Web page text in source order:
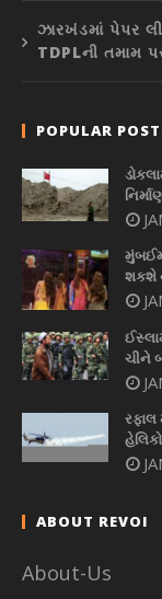
ઝારખંડમાં પેપર
TDPLની તમામ
POPULAR
શકશે
ચીને
રફાલ
ABOUT REVOI
About-Us